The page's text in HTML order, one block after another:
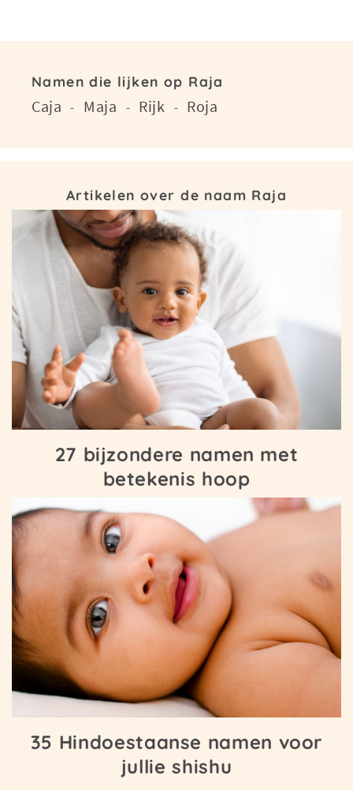
Namen die lijken op Raja
Caja - Maja - Rijk - Roja
Artikelen over de naam Raja
27 bijzondere namen met
betekenis hoop
35 Hindoestaanse namen voor
jullie shishu